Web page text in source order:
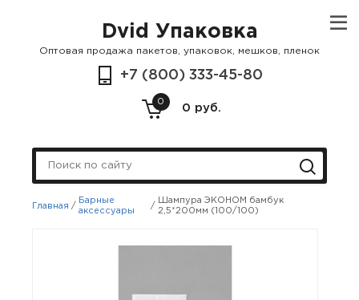
Dvid Упаковка
Оптовая продажа пакетов, упаковок, мешков, пленок
+7 (800) 333-45-80
0
0 руб.
Главная /
Барные
аксессуары
/
Шампура ЭКОНОМ бамбук
2,5*200мм (100/100)